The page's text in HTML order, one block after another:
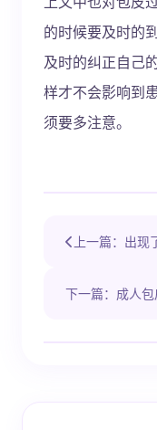
的时候要及时的
及时的纠正自己
样才不会影响到
须要多注意。
上一篇：出
下一篇：成人